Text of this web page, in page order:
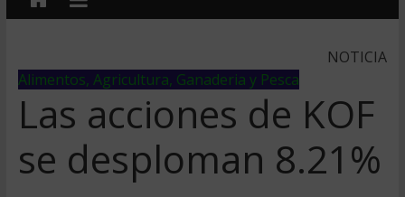
NOTICIA
Alimentos, Agricultura, Ganaderia y Pesca
Las acciones de KOF
se desploman 8.21%